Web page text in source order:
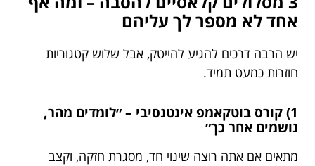
אחד לא מספר לך עליהם
יש הרבה דרכים להגיע להייטק, אבל שלוש קטגוריות
חוזרות כמעט תמיד.
1) קורס בוטקאמפ אינטנסיבי – ״לומדים מהר,
נושמים אחר כך״
מתאים אם אתה רוצה שינוי חד, מסגרת חזקה, וקצב